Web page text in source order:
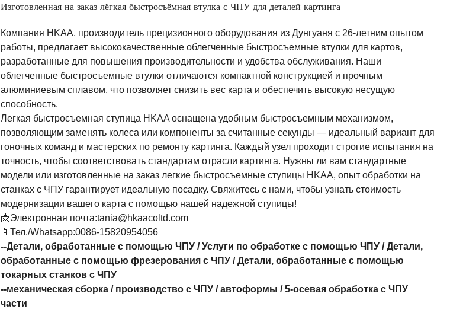
Изготовленная на заказ лёгкая быстросъёмная втулка с ЧПУ для деталей картинга
Компания HKAA, производитель прецизионного оборудования из Дунгуаня с 26-летним опытом
работы, предлагает высококачественные облегченные быстросъемные втулки для картов,
разработанные для повышения производительности и удобства обслуживания. Наши
облегченные быстросъемные втулки отличаются компактной конструкцией и прочным
алюминиевым сплавом, что позволяет снизить вес карта и обеспечить высокую несущую
способность.
Легкая быстросъемная ступица HKAA оснащена удобным быстросъемным механизмом,
позволяющим заменять колеса или компоненты за считанные секунды — идеальный вариант для
гоночных команд и мастерских по ремонту картинга. Каждый узел проходит строгие испытания на
точность, чтобы соответствовать стандартам отрасли картинга. Нужны ли вам стандартные
модели или изготовленные на заказ легкие быстросъемные ступицы HKAA, опыт обработки на
станках с ЧПУ гарантирует идеальную посадку. Свяжитесь с нами, чтобы узнать стоимость
модернизации вашего карта с помощью нашей надежной ступицы!
📩Электронная почта:tania@hkaacoltd.com
📱Тел./Whatsapp:0086-15820954056
--Детали, обработанные с помощью ЧПУ / Услуги по обработке с помощью ЧПУ / Детали,
обработанные с помощью фрезерования с ЧПУ / Детали, обработанные с помощью
токарных станков с ЧПУ
--механическая сборка / производство с ЧПУ / автоформы /5-осевая обработка с ЧПУ
части